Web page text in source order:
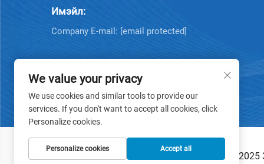
Имэйл:
Company E-mail: [email protected]
Хууль тогтоогдсон эрх ©
We value your privacy
We use cookies and similar tools to provide our
services. If you don't want to accept all cookies, click
Personalize cookies.
Personalize cookies Accept all